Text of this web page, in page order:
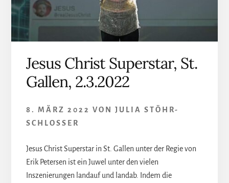
Jesus Christ Superstar, St.
Gallen, 2.3.2022
8. MÄRZ 2022 VON JULIA STÖHR-
SCHLOSSER
Jesus Christ Superstar in St. Gallen unter der Regie von
Erik Petersen ist ein Juwel unter den vielen
Inszenierungen landauf und landab. Indem die